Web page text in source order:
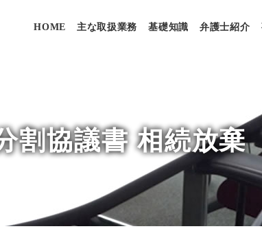
HOME 主な取扱業務 基礎知識 弁護士紹介
割協議書 相続放棄